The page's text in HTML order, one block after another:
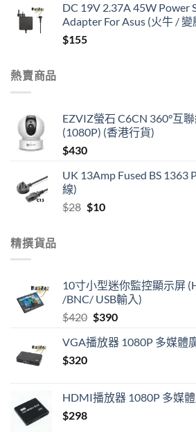
DC 19V 2.37A 45W Power
Adapter For Asus (火牛 / 變
$155
熱賣商品
EZVIZ螢石 C6CN 360°互
(1080P) (香港行貨)
$430
UK 13Amp Fused BS 1363
線)
$28 Original
$10Current
精撰貨品
10寸小型迷你監控顯示屏
/BNC/ USB輸入)
$420 Original
was:
$390Current
is:
VGA播放器 1080P 多媒體
$320
HDMI播放器 1080P 多媒
$298